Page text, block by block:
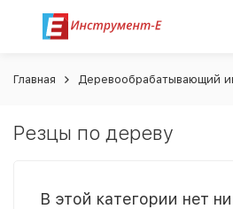
Главная Деревообрабатывающий
Резцы по дереву
В этой категории нет